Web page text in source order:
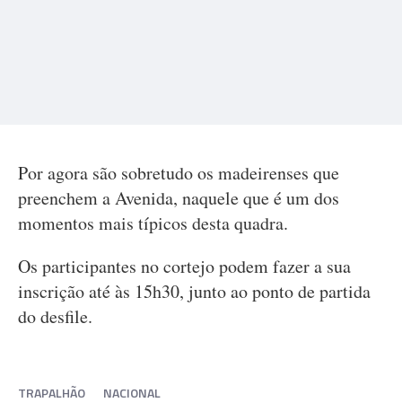
Por agora são sobretudo os madeirenses que
preenchem a Avenida, naquele que é um dos
momentos mais típicos desta quadra.
Os participantes no cortejo podem fazer a sua
inscrição até às 15h30, junto ao ponto de partida
do desfile.
TRAPALHÃO NACIONAL